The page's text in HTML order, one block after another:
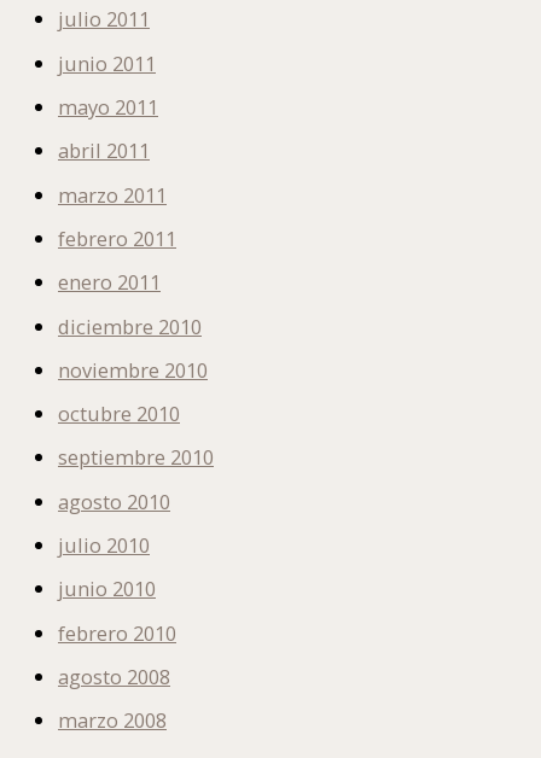
julio 2011
junio 2011
mayo 2011
abril 2011
marzo 2011
febrero 2011
enero 2011
diciembre 2010
noviembre 2010
octubre 2010
septiembre 2010
agosto 2010
julio 2010
junio 2010
febrero 2010
agosto 2008
marzo 2008